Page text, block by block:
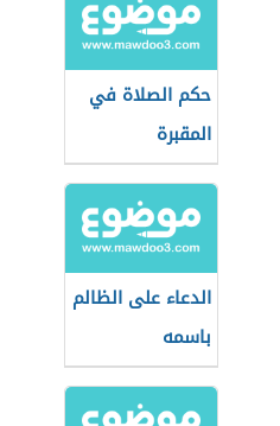
حكم الصلاة في
المقبرة
الدعاء على الظالم
باسمه